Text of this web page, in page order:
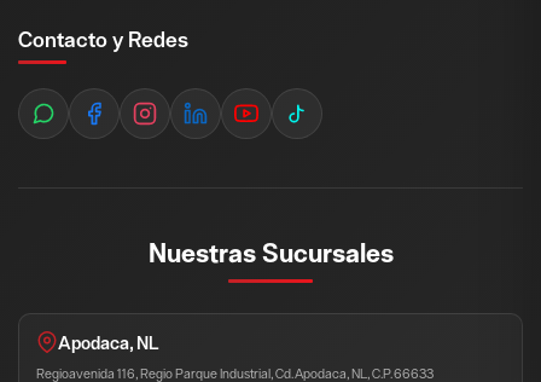
Contacto y Redes
Nuestras Sucursales
Apodaca, NL
Regioavenida 116, Regio Parque Industrial, Cd. Apodaca, NL, C.P. 66633